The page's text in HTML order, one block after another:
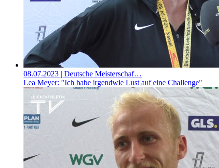
08.07.2023 | Deutsche Meisterschaf…
Lea Meyer: "Ich habe irgendwie Lust auf eine Challenge"